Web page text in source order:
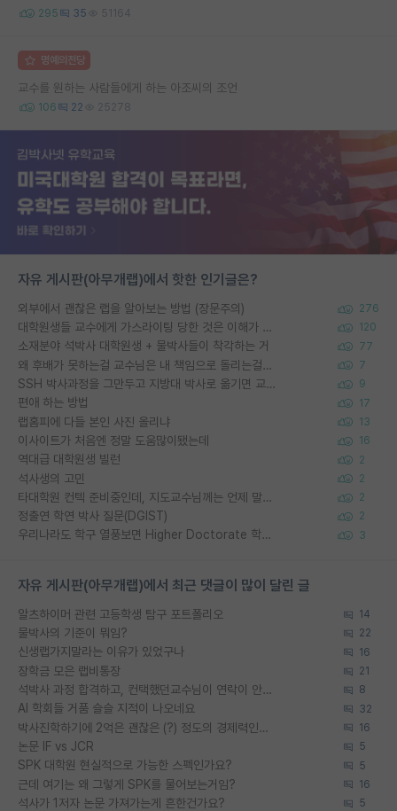
295 35 51164
명예의전당
교수를 원하는 사람들에게 하는 아조씨의 조언
106 22 25278
자유 게시판(아무개랩)에서 핫한 인기글은?
외부에서 괜찮은 랩을 알아보는 방법 (장문주의) 276
대학원생들 교수에게 가스라이팅 당한 것은 이해가 갑니다. 안타깝네요. 120
소재분야 석박사 대학원생 + 물박사들이 착각하는 거 77
왜 후배가 못하는걸 교수님은 내 책임으로 돌리는걸까요? 7
SSH 박사과정을 그만두고 지방대 박사로 옮기면 교수의 꿈은 끝일까요? 9
편애 하는 방법 17
랩홈피에 다들 본인 사진 올리냐 13
이사이트가 처음엔 정말 도움많이됐는데 16
역대급 대학원생 빌런 2
석사생의 고민 2
타대학원 컨텍 준비중인데, 지도교수님께는 언제 말씀드려야 할까요? 2
정출연 학연 박사 질문(DGIST) 2
우리나라도 학구 열풍보면 Higher Doctorate 학위가 필요하다고 봅니다. 3
자유 게시판(아무개랩)에서 최근 댓글이 많이 달린 글
알츠하이머 관련 고등학생 탐구 포트폴리오 14
물박사의 기준이 뭐임? 22
신생랩가지말라는 이유가 있었구나 16
장학금 모은 랩비통장 21
석박사 과정 합격하고, 컨택했던교수님이 연락이 안됩니다... 8
AI 학회들 거품 슬슬 지적이 나오네요 32
박사진학하기에 2억은 괜찮은 (?) 정도의 경제력인가요 16
논문 IF vs JCR 5
SPK 대학원 현실적으로 가능한 스펙인가요? 5
근데 여기는 왜 그렇게 SPK를 물어보는거임? 16
석사가 1저자 논문 가져가는게 흔한건가요? 5